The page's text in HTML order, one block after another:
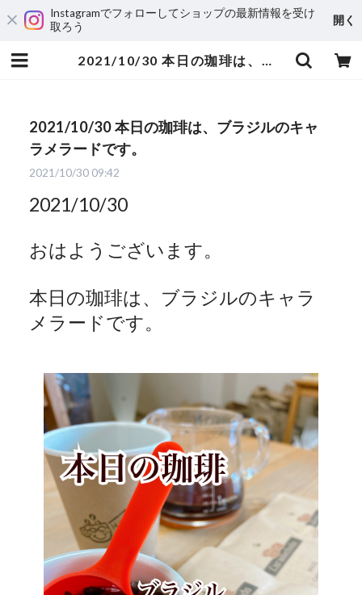
Instagramでフォローしてショップの最新情報を受け
取ろう
開く
2021/10/30 本日の珈琲は、ブラジルのキャラメラードです。 | 自家焙煎珈琲 ハルノ珈琲
2021/10/30 本日の珈琲は、ブラジルのキャ
ラメラードです。
2021/10/30 09:42
2021/10/30
おはようございます。
本日の珈琲は、ブラジルのキャラ
メラードです。